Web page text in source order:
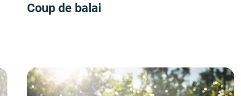
Coup de balai